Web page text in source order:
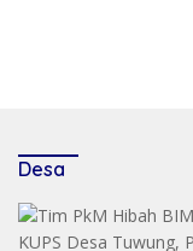
Desa